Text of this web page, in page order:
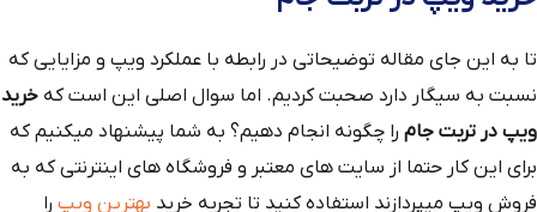
تا به این جای مقاله توضیحاتی در رابطه با عملکرد ویپ و مزایایی که
نسبت به سیگار دارد صحبت کردیم. اما سوال اصلی این است که خرید
ویپ در تربت جام را چگونه انجام دهیم؟ به شما پیشنهاد میکنیم که
برای این کار حتما از سایت های معتبر و فروشگاه های اینترنتی که به
فروش ویپ میپردازند استفاده کنید تا تجربه خرید بهترین ویپ را